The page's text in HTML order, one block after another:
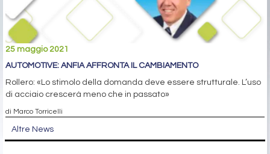
25 maggio 2021
AUTOMOTIVE: ANFIA AFFRONTA IL CAMBIAMENTO
Rollero: «Lo stimolo della domanda deve essere strutturale. L’uso
di acciaio crescerà meno che in passato»
di Marco Torricelli
Altre News